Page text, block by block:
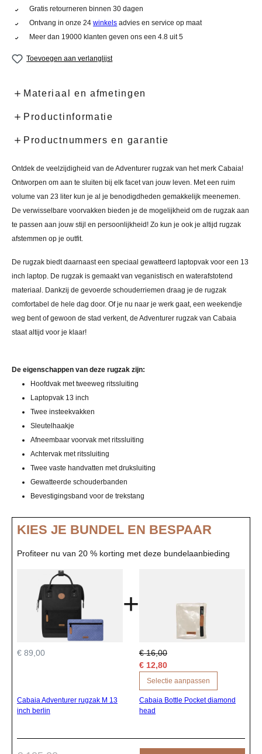
Gratis retourneren binnen 30 dagen
Ontvang in onze 24winkels advies en service op maat
Meer dan 19000 klanten geven ons een 4.8 uit 5
Toevoegen aan verlanglijst
Materiaal en afmetingen
Productinformatie
Productnummers en garantie
Ontdek de veelzijdigheid van de Adventurer rugzak van het merk Cabaia!
Ontworpen om aan te sluiten bij elk facet van jouw leven. Met een ruim
volume van 23 liter kun je al je benodigdheden gemakkelijk meenemen.
De verwisselbare voorvakken bieden je de mogelijkheid om de rugzak aan
te passen aan jouw stijl en persoonlijkheid! Zo kun je ook je altijd rugzak
afstemmen op je outfit.
De rugzak biedt daarnaast een speciaal gewatteerd laptopvak voor een 13
inch laptop. De rugzak is gemaakt van veganistisch en waterafstotend
materiaal. Dankzij de gevoerde schouderriemen draag je de rugzak
comfortabel de hele dag door. Of je nu naar je werk gaat, een weekendje
weg bent of gewoon de stad verkent, de Adventurer rugzak van Cabaia
staat altijd voor je klaar!
De eigenschappen van deze rugzak zijn:
Hoofdvak met tweeweg ritssluiting
Laptopvak 13 inch
Twee insteekvakken
Sleutelhaakje
Afneembaar voorvak met ritssluiting
Achtervak met ritssluiting
Twee vaste handvatten met druksluiting
Gewatteerde schouderbanden
Bevestigingsband voor de trekstang
KIES JE BUNDEL EN BESPAAR
Profiteer nu van 20 % korting met deze bundelaanbieding
€ 89,00
Cabaia Adventurer rugzak M 13
inch berlin
+
€ 16,00
€ 12,80
Selectie aanpassen
Cabaia Bottle Pocket diamond
head